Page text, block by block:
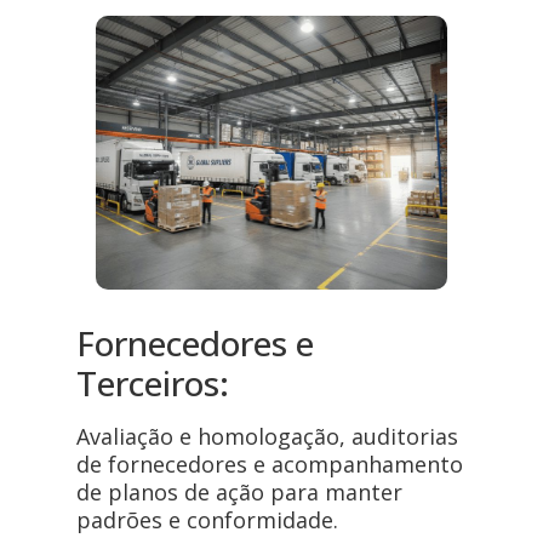
Fornecedores e
Terceiros:
Avaliação e homologação, auditorias
de fornecedores e acompanhamento
de planos de ação para manter
padrões e conformidade.